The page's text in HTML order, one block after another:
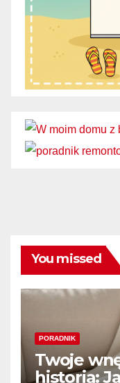
You missed
PORADNIK
Twoje
historia: